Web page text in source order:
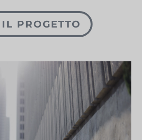
PROGETTO